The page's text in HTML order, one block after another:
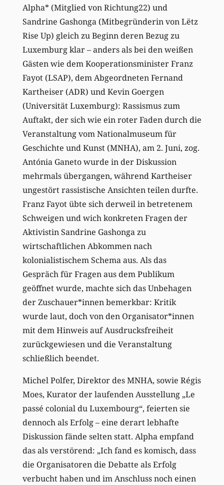
Alpha* (Mitglied von Richtung22) und
Sandrine Gashonga (Mitbegründerin von Lëtz
Rise Up) gleich zu Beginn deren Bezug zu
Luxemburg klar – anders als bei den weißen
Gästen wie dem Kooperationsminister Franz
Fayot (LSAP), dem Abgeordneten Fernand
Kartheiser (ADR) und Kevin Goergen
(Universität Luxemburg): Rassismus zum
Auftakt, der sich wie ein roter Faden durch die
Veranstaltung vom Nationalmuseum für
Geschichte und Kunst (MNHA), am 2. Juni, zog.
Antónia Ganeto wurde in der Diskussion
mehrmals übergangen, während Kartheiser
ungestört rassistische Ansichten teilen durfte.
Franz Fayot übte sich derweil in betretenem
Schweigen und wich konkreten Fragen der
Aktivistin Sandrine Gashonga zu
wirtschaftlichen Abkommen nach
kolonialistischem Schema aus. Als das
Gespräch für Fragen aus dem Publikum
geöffnet wurde, machte sich das Unbehagen
der Zuschauer*innen bemerkbar: Kritik
wurde laut, doch von den Organisator*innen
mit dem Hinweis auf Ausdrucksfreiheit
zurückgewiesen und die Veranstaltung
schließlich beendet.
Michel Polfer, Direktor des MNHA, sowie Régis
Moes, Kurator der laufenden Ausstellung „Le
passé colonial du Luxembourg“, feierten sie
dennoch als Erfolg – eine derart lebhafte
Diskussion fände selten statt. Alpha empfand
das als verstörend: „Ich fand es komisch, dass
die Organisatoren die Debatte als Erfolg
verbucht haben und im Anschluss noch einen